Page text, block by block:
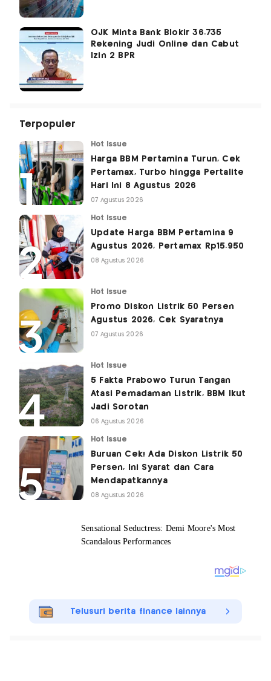
OJK Minta Bank Blokir 36.735
Rekening Judi Online dan Cabut
Izin 2 BPR
Terpopuler
Hot Issue
Harga BBM Pertamina Turun, Cek
Pertamax, Turbo hingga Pertalite
Hari Ini 8 Agustus 2026
07 Agustus 2026
Hot Issue
Update Harga BBM Pertamina 9
Agustus 2026, Pertamax Rp15.950
08 Agustus 2026
Hot Issue
Promo Diskon Listrik 50 Persen
Agustus 2026, Cek Syaratnya
07 Agustus 2026
Hot Issue
5 Fakta Prabowo Turun Tangan
Atasi Pemadaman Listrik, BBM Ikut
Jadi Sorotan
06 Agustus 2026
Hot Issue
Buruan Cek! Ada Diskon Listrik 50
Persen, Ini Syarat dan Cara
Mendapatkannya
08 Agustus 2026
Telusuri berita finance lainnya